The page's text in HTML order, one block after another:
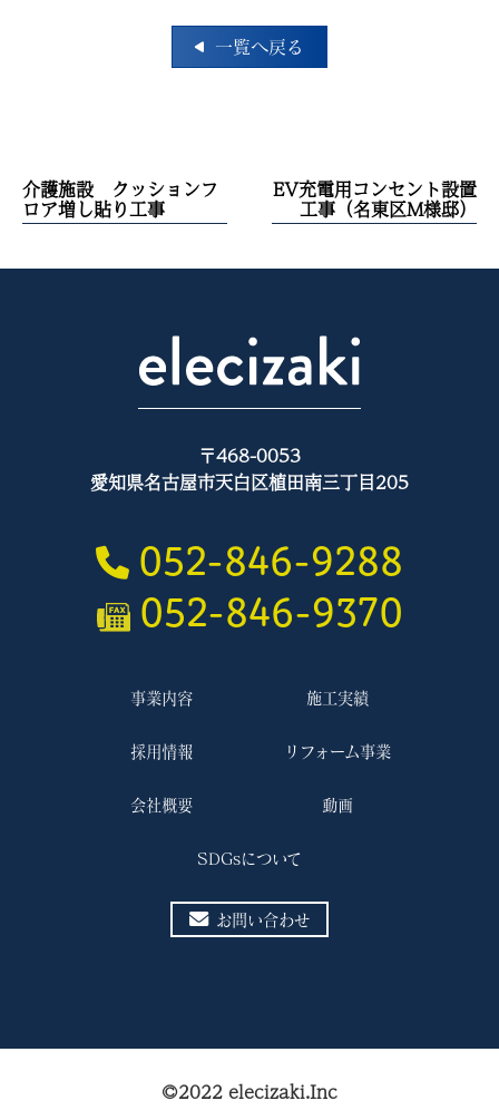
一覧へ戻る
ゲ
介護施設 クッションフ
ロア増し貼り工事
EV充電用コンセント設置
工事（名東区M様邸）
〒468-0053
愛知県名古屋市天白区植田南三丁目205
052-846-9288
052-846-9370
事業内容 施工実績
採用情報 リフォーム事業
会社概要 動画
SDGsについて
お問い合わせ
©2022 elecizaki.Inc